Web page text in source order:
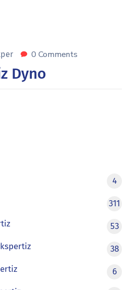
0 Comments
Dyno
4
311
53
38
6